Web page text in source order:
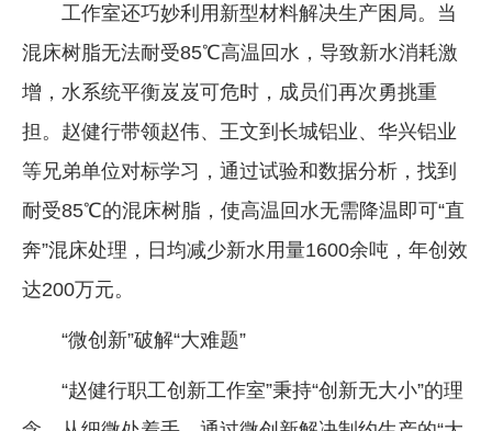
工作室还巧妙利用新型材料解决生产困局。当
混床树脂无法耐受85℃高温回水，导致新水消耗激
增，水系统平衡岌岌可危时，成员们再次勇挑重
担。赵健行带领赵伟、王文到长城铝业、华兴铝业
等兄弟单位对标学习，通过试验和数据分析，找到
耐受85℃的混床树脂，使高温回水无需降温即可“直
奔”混床处理，日均减少新水用量1600余吨，年创效
达200万元。
“微创新”破解“大难题”
“赵健行职工创新工作室”秉持“创新无大小”的理